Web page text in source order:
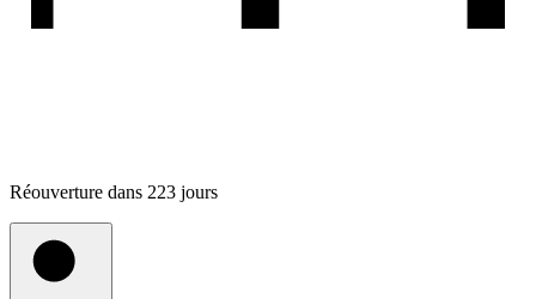
Réouverture dans 223 jours